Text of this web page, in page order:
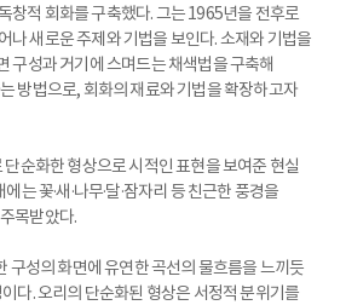
창적 회화를 구축했다. 그는 1965년을 전후로
나 새로운 주제와 기법을 보인다. 소재와 기법을
구성과 거기에 스며드는 채색법을 구축해
방법으로, 회화의 재료와 기법을 확장하고자
순화한 형상으로 시적인 표현을 보여준 현실
는 꽃·새·나무·달·잠자리 등 친근한 풍경을
목받았다.
구성의 화면에 유연한 곡선의 물흐름을 느끼듯
다. 오리의 단순화된 형상은 서정적 분위기를